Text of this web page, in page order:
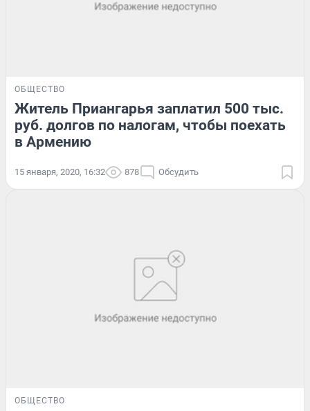
ОБЩЕСТВО
Житель Приангарья заплатил 500 тыс.
руб. долгов по налогам, чтобы поехать
в Армению
15 января, 2020, 16:32 878 Обсудить
ОБЩЕСТВО